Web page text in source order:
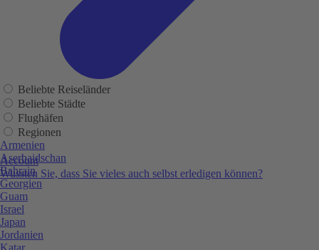
Account
Wussten Sie, dass Sie vieles auch selbst erledigen können?
Beliebte Reiseländer
Beliebte Städte
Flughäfen
Regionen
Armenien
Aserbaidschan
Bahrain
Georgien
Guam
Israel
Japan
Jordanien
Katar